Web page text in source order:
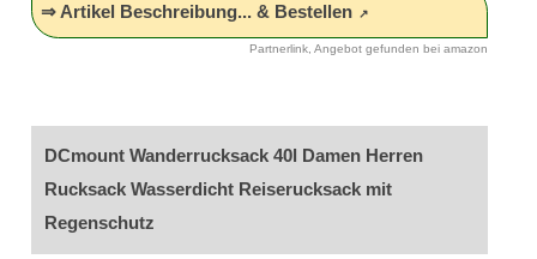
⇒ Artikel Beschreibung... & Bestellen
Partnerlink, Angebot gefunden bei amazon
DCmount Wanderrucksack 40l Damen Herren
Rucksack Wasserdicht Reiserucksack mit
Regenschutz